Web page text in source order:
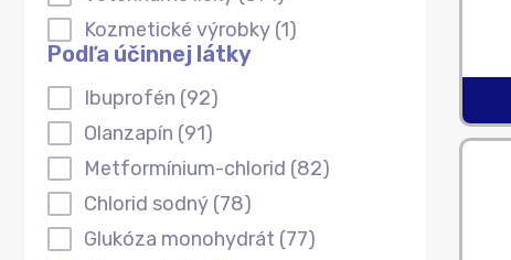
Kozmetické výrobky (1)
Podľa účinnej látky
Podľa účinnej látky
Ibuprofén (92)
Olanzapín (91)
Metformínium-chlorid (82)
Chlorid sodný (78)
Glukóza monohydrát (77)